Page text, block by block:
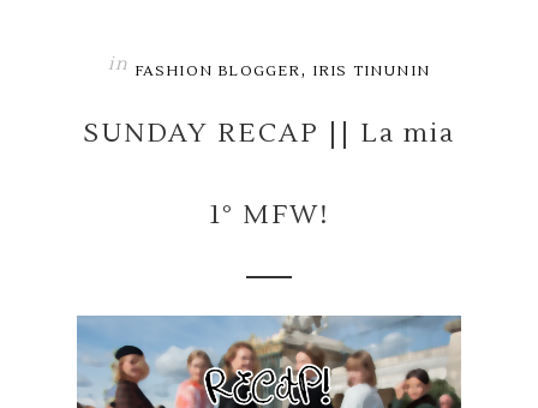
in FASHION BLOGGER, IRIS TINUNIN
SUNDAY RECAP || La mia
1° MFW!